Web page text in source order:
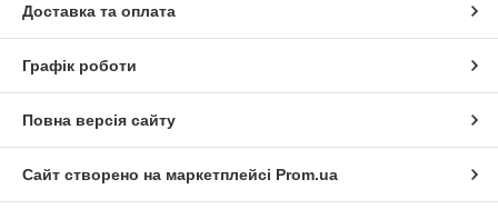
Доставка та оплата
Графік роботи
Повна версія сайту
Сайт створено на маркетплейсі Prom.ua